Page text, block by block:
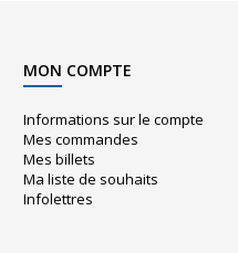
MON COMPTE
Informations sur le compte
Mes commandes
Mes billets
Ma liste de souhaits
Infolettres